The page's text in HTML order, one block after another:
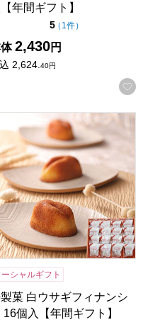
入りに登録する
年間ギフト】
5点（5点満点中）
（ 1件の評価
）
2,430円
2,624.40円
入【年間ギフト】
製菓 白ウサギフィナンシ
ーシャルギフト
菓 白ウサギフィナンシ
16個入【年間ギフト】